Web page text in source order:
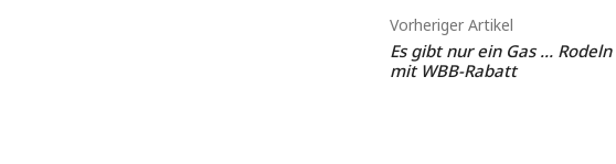
Vorheriger Artikel
Es gibt nur ein Gas …
mit WBB-Rabatt